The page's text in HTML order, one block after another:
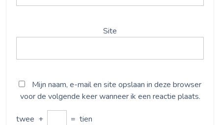
Site
Mijn naam, e-mail en site opslaan in deze browser
voor de volgende keer wanneer ik een reactie plaats.
twee + = tien